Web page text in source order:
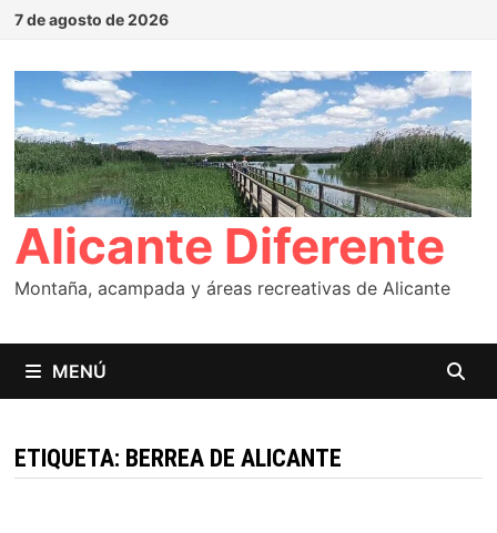
Saltar
contenido
7 de agosto de 2026
Alicante Diferente
Montaña, acampada y áreas recreativas de Alicante
MENÚ
ETIQUETA: BERREA DE ALICANTE